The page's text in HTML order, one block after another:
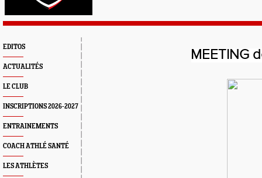
EDITOS
ACTUALITÉS
LE CLUB
INSCRIPTIONS 2026-2027
ENTRAINEMENTS
COACH ATHLÉ SANTÉ
LES ATHLÈTES
MEETING